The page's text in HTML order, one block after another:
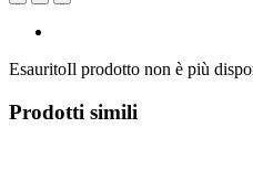
EsauritoIl prodotto non è più
Prodotti simili